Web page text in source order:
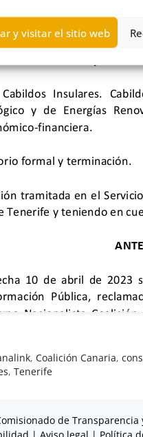
y visitar el sitio web
,Coalición Canaria,
, Tenerife
de Transparencia